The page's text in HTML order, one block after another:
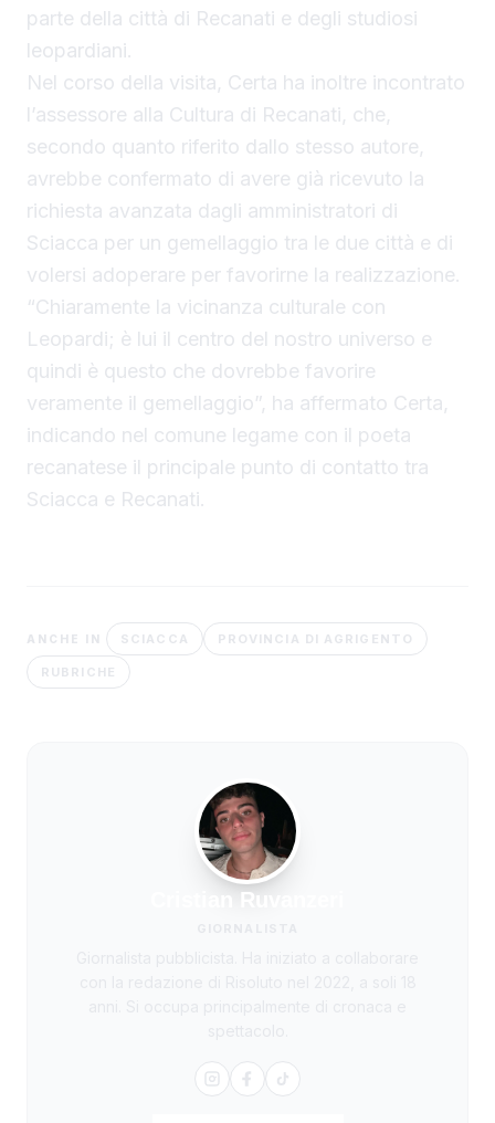
parte della città di Recanati e degli studiosi
leopardiani.
Nel corso della visita, Certa ha inoltre incontrato
l’assessore alla Cultura di Recanati, che,
secondo quanto riferito dallo stesso autore,
avrebbe confermato di avere già ricevuto la
richiesta avanzata dagli amministratori di
Sciacca per un gemellaggio tra le due città e di
volersi adoperare per favorirne la realizzazione.
“Chiaramente la vicinanza culturale con
Leopardi; è lui il centro del nostro universo e
quindi è questo che dovrebbe favorire
veramente il gemellaggio”, ha affermato Certa,
indicando nel comune legame con il poeta
recanatese il principale punto di contatto tra
Sciacca e Recanati.
ANCHE IN SCIACCA PROVINCIA DI AGRIGENTO
RUBRICHE
Cristian Ruvanzeri